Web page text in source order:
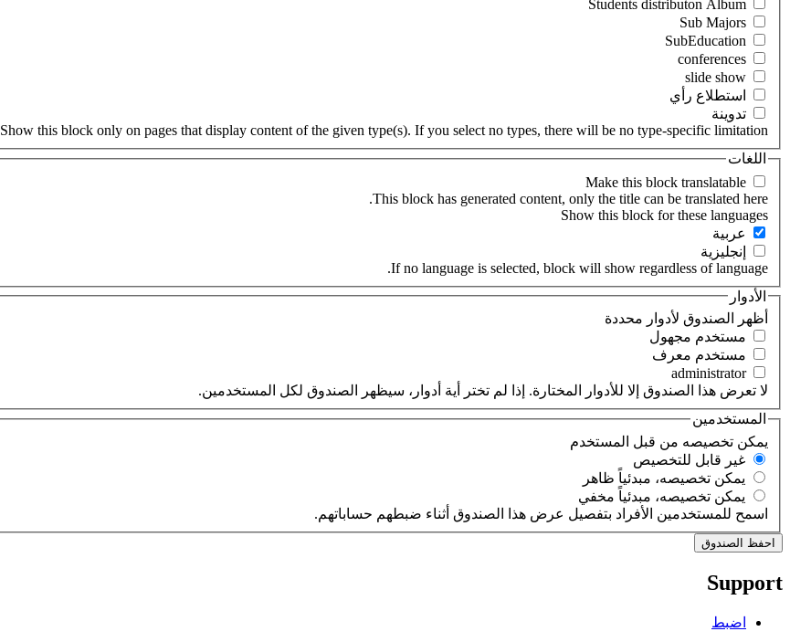
‏استطلاع رأي ‏
‏تدوينة ‏
Show this block only on pages that display content of the given type(s). If you select no types, there will be no type-specific limitation.
اللغات
This block has generated content, only the title can be translated here.
‏عربية ‏
‏إنجليزية ‏
If no language is selected, block will show regardless of language.
الأدوار
‏أظهر الصندوق لأدوار محددة ‏
‏مستخدم مجهول ‏
‏مستخدم معرف ‏
لا تعرض هذا الصندوق إلا للأدوار المختارة. إذا لم تختر أية أدوار، سيظهر الصندوق لكل المستخدمين.
المستخدمين
‏يمكن تخصيصه من قبل المستخدم ‏
‏غير قابل للتخصيص ‏
‏يمكن تخصيصه، مبدئياً ظاهر ‏
‏يمكن تخصيصه، مبدئياً مخفي ‏
اسمح للمستخدمين الأفراد بتفصيل عرض هذا الصندوق أثناء ضبطهم حساباتهم.
Support
اضبط